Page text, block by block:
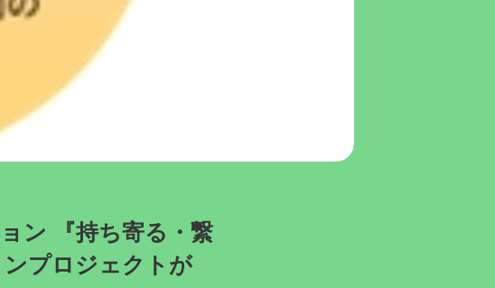
ン 『持ち寄る・繋
プロジェクトが